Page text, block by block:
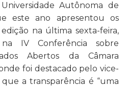
Autônoma de
este ano apresentou os
na última sexta-feira,
IV Conferência sobre
Abertos da Câmara
foi destacado pelo vice-
a transparência é “uma